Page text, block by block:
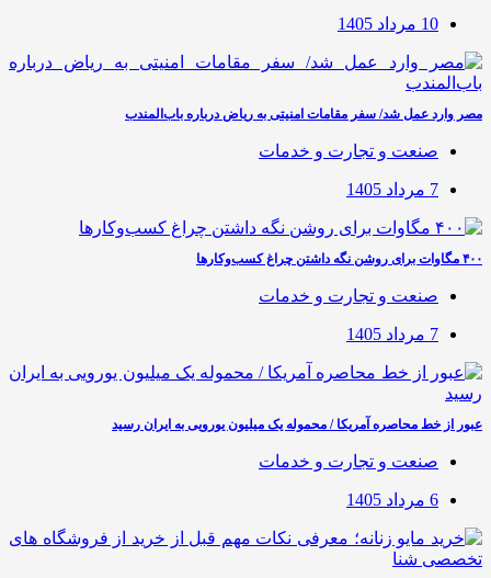
10 مرداد 1405
مصر وارد عمل شد/ سفر مقامات امنیتی به ریاض درباره باب‌المندب
صنعت و تجارت و خدمات
7 مرداد 1405
۴۰۰ مگاوات برای روشن نگه داشتن چراغ کسب‌وکار‌ها
صنعت و تجارت و خدمات
7 مرداد 1405
عبور از خط محاصره آمریکا / محموله یک میلیون یورویی به ایران رسید
صنعت و تجارت و خدمات
6 مرداد 1405